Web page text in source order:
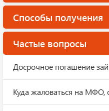
Способы получения
Частые вопросы
Досрочное погашение
Куда жаловаться на